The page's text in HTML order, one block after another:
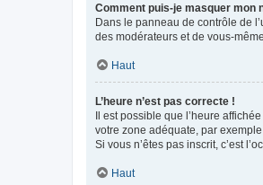
Comment puis-je masquer mon
Dans le panneau de contrôle de
des modérateurs et de vous-
Haut
L’heure n’est pas correcte !
Il est possible que l’heure
votre zone adéquate, par
Si vous n’êtes pas inscrit, c’est
Haut